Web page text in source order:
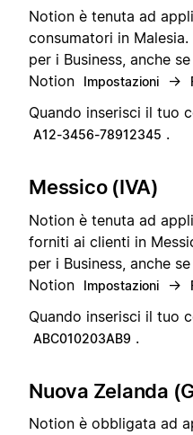
Notion è tenuta ad
consumatori in
per i Business, anche
Notion
Impostazioni →
Quando inserisci il tuo
A12-3456-78912345 .
Messico (IVA)
Notion è tenuta ad
forniti ai clienti in
per i Business, anche
Notion
Impostazioni →
Quando inserisci il tuo
ABC010203AB9 .
Nuova Zelanda
Notion è obbligata ad